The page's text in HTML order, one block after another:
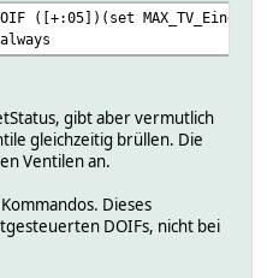
([+:05])(set
gibt aber vermutlich
gleichzeitig brüllen. Die
Ventilen an.
Dieses
DOIFs, nicht bei